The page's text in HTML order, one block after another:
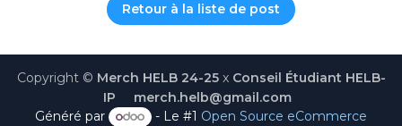
Retour à la liste de post
Copyright © Merch HELB 24-25x Conseil Étudiant HELB-
IP
​merch.helb@gmail.com
Généré par
- Le #1 Open Source eCommerce